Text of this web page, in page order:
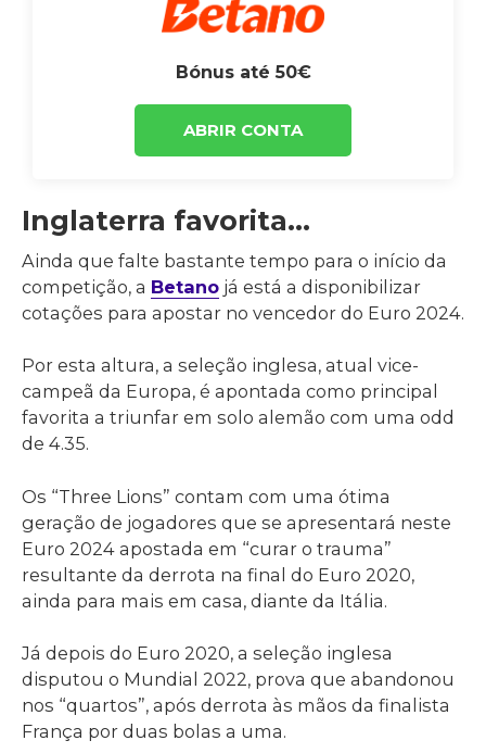
Bónus até 50€
ABRIR CONTA
Inglaterra favorita…
Ainda que falte bastante tempo para o início da
competição, a Betano já está a disponibilizar
cotações para apostar no vencedor do Euro 2024.
Por esta altura, a seleção inglesa, atual vice-
campeã da Europa, é apontada como principal
favorita a triunfar em solo alemão com uma odd
de 4.35.
Os “Three Lions” contam com uma ótima
geração de jogadores que se apresentará neste
Euro 2024 apostada em “curar o trauma”
resultante da derrota na final do Euro 2020,
ainda para mais em casa, diante da Itália.
Já depois do Euro 2020, a seleção inglesa
disputou o Mundial 2022, prova que abandonou
nos “quartos”, após derrota às mãos da finalista
França por duas bolas a uma.